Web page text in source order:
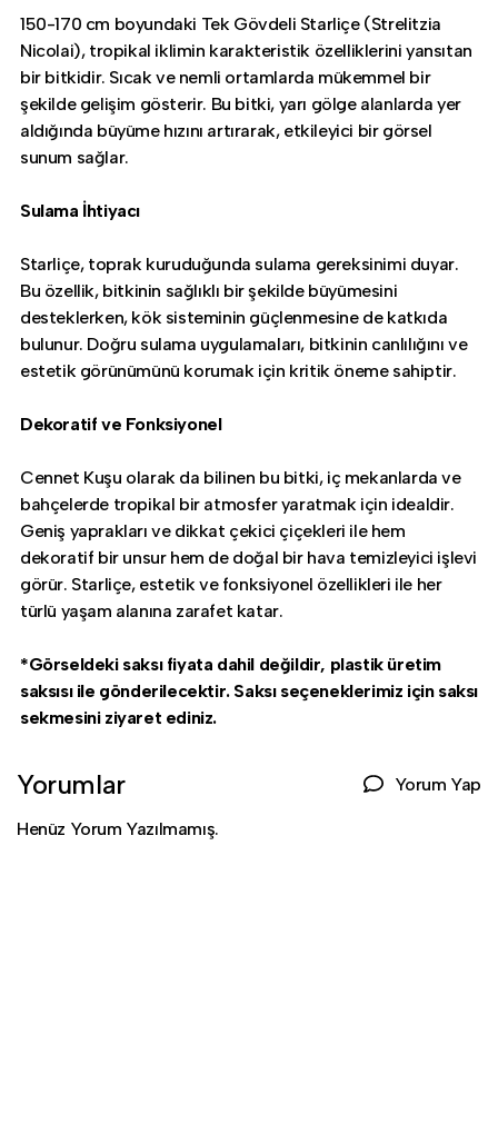
150-170 cm boyundaki Tek Gövdeli Starliçe (Strelitzia
Nicolai), tropikal iklimin karakteristik özelliklerini yansıtan
bir bitkidir. Sıcak ve nemli ortamlarda mükemmel bir
şekilde gelişim gösterir. Bu bitki, yarı gölge alanlarda yer
aldığında büyüme hızını artırarak, etkileyici bir görsel
sunum sağlar.
Sulama İhtiyacı
Starliçe, toprak kuruduğunda sulama gereksinimi duyar.
Bu özellik, bitkinin sağlıklı bir şekilde büyümesini
desteklerken, kök sisteminin güçlenmesine de katkıda
bulunur. Doğru sulama uygulamaları, bitkinin canlılığını ve
estetik görünümünü korumak için kritik öneme sahiptir.
Dekoratif ve Fonksiyonel
Cennet Kuşu olarak da bilinen bu bitki, iç mekanlarda ve
bahçelerde tropikal bir atmosfer yaratmak için idealdir.
Geniş yaprakları ve dikkat çekici çiçekleri ile hem
dekoratif bir unsur hem de doğal bir hava temizleyici işlevi
görür. Starliçe, estetik ve fonksiyonel özellikleri ile her
türlü yaşam alanına zarafet katar.
*Görseldeki saksı fiyata dahil değildir, plastik üretim
saksısı ile gönderilecektir. Saksı seçeneklerimiz için saksı
sekmesini ziyaret ediniz.
Yorumlar Yorum Yap
Henüz Yorum Yazılmamış.